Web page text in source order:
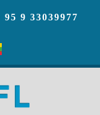
9 33039977